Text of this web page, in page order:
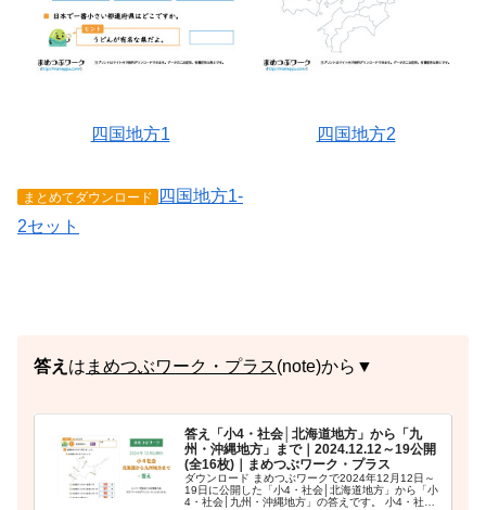
四国地方1
まとめてダウンロード
四国地方1-
2セット
四国地方2
答え は まめつぶワーク・プラス(note)から▼
答え「小4・社会│北海道地方」から「九
州・沖縄地方」まで｜2024.12.12～19公開
(全16枚)｜まめつぶワーク・プラス
ダウンロード まめつぶワークで2024年12月12日～
19日に公開した「小4・社会│北海道地方」から「小
4・社会│九州・沖縄地方」の答えです。 小4・社会│